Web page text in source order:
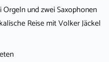
und zwei Saxophonen
Reise mit Volker Jäckel